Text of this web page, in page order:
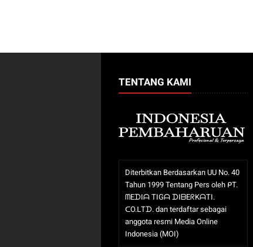
TENTANG KAMI
Diterbitkan Berdasarkan UU No. 40
Tahun 1999 Tentang Pers oleh ᑭT.
ᗰEᗪIᗩ TIGᗩ ᗪIᗷEᖇKᗩTI.
ᑕO.ᒪTᗪ. dan terdaftar sebagai
anggota resmi Media Online
Indonesia (MOI)